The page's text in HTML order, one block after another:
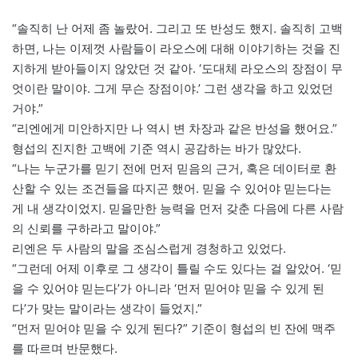
“솔직히 난 어제 좀 놀랐어. 그리고 또 반성도 했지. 솔직히 고백
하면, 나는 이제껏 사람들이 라오스에 대해 이야기하는 것을 진
지하게 받아들이지 않았던 것 같아. ‘도대체 라오스의 장점이 무
엇이란 말이야. 그게 무슨 장점이야.’ 그런 생각을 하고 있었던
거야.”
“리엔에게 미안하지만 나 역시 변 차장과 같은 반성을 했어요.”
형섭의 진지한 고백에 기준 역시 공감하는 바가 많았다.
“나는 누군가를 믿기 전에 먼저 믿음의 근거, 혹은 데이터로 환
산할 수 있는 조건들을 따지곤 했어. 믿을 수 있어야 믿는다는
게 내 생각이었지. 믿을만한 능력을 먼저 갖춘 다음에 다른 사람
의 신뢰를 구하라고 말이야.”
리엔은 두 사람의 말을 조심스럽게 경청하고 있었다.
“그런데 어제 이후로 그 생각이 틀릴 수도 있다는 걸 알았어. ‘믿
을 수 있어야 믿는다’가 아니라 ‘먼저 믿어야 믿을 수 있게 된
다’가 맞는 말이라는 생각이 들었지.”
“먼저 믿어야 믿을 수 있게 된다?” 기준이 형섭의 빈 잔에 맥주
를 따르며 반문했다.